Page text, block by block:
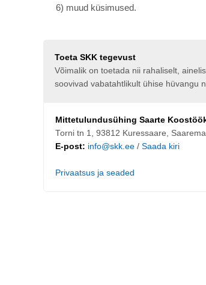
6) muud küsimused.
Toeta SKK tegevust
Võimalik on toetada nii rahaliselt,
soovivad vabatahtlikult ühise hüvangu
Mittetulundusühing Saarte
Torni tn 1, 93812 Kuressaare,
E-post: info@skk.ee/ Saada kiri
Privaatsus ja seaded